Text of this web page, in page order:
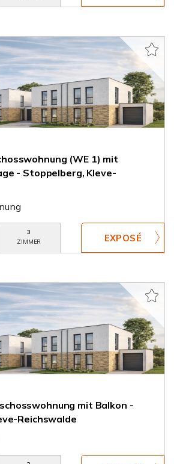
(WE 1) mit
- Stoppelberg, Kleve-
3
ZIMMER
mit Balkon -
Reichswalde